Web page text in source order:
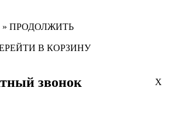
» ПРОДОЛЖИТЬ
В КОРЗИНУ
звонок X